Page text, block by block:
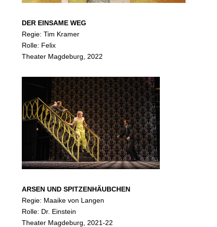
DER EINSAME WEG
Regie: Tim Kramer
Rolle: Felix
Theater Magdeburg, 2022
ARSEN UND SPITZENHÄUBCHEN
Regie: Maaike von Langen
Rolle: Dr. Einstein
Theater Magdeburg, 2021-22